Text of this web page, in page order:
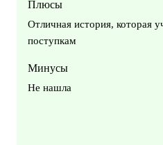
Плюсы
Отличная история, которая
поступкам
Минусы
Не нашла